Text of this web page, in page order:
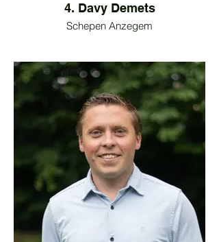
4. Davy Demets
Schepen Anzegem